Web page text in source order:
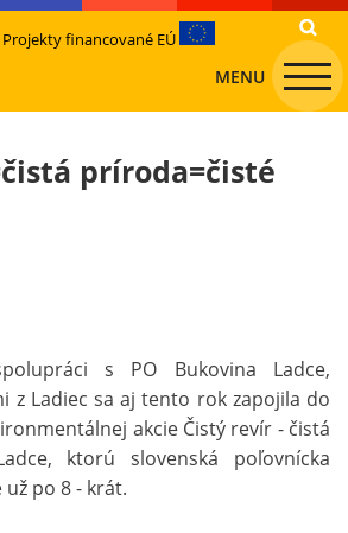
Projekty financované EÚ
MENU
príroda=čisté
s PO Bukovina Ladce,
z Ladiec sa aj tento rok zapojila do
akcie Čistý revír - čistá
ktorú slovenská poľovnícka
po 8 - krát.